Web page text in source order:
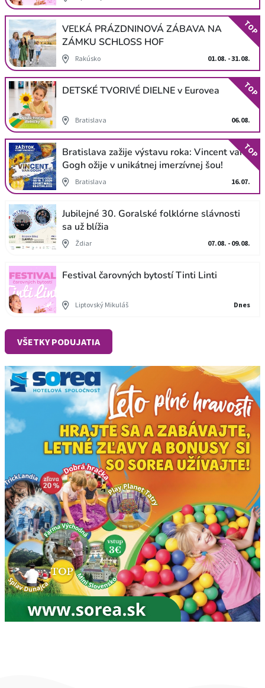
VEĽKÁ PRÁZDNINOVÁ ZÁBAVA NA
ZÁMKU SCHLOSS HOF
Rakúsko 01.08. - 31.08.
TOP
DETSKÉ TVORIVÉ DIELNE v Eurovea
Bratislava 06.08.
TOP
Bratislava zažije výstavu roka: Vincent van
Gogh ožije v unikátnej imerzívnej šou!
Bratislava 16.07.
TOP
Jubilejné 30. Goralské folklórne slávnosti
sa už blížia
Ždiar 07.08. - 09.08.
Festival čarovných bytostí Tinti Linti
Liptovský Mikuláš Dnes
VŠETKY PODUJATIA